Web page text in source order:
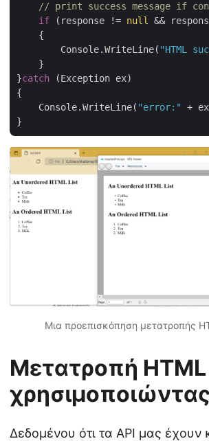
// print success message if
if (response != null &&
    {
        Console.WriteLine(
"HTML
    }
}catch (Exception ex)
{
    Console.WriteLine(
"error:" +
Μια προεπισκόπηση μετατροπής
Μετατροπή HTML
Δεδομένου ότι τα API μας έχουν